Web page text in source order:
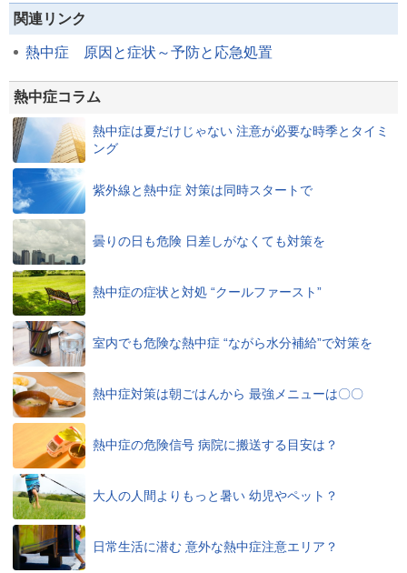
関連リンク
熱中症 原因と症状～予防と応急処置
熱中症コラム
熱中症は夏だけじゃない 注意が必要な時季とタイミ
ング
紫外線と熱中症 対策は同時スタートで
曇りの日も危険 日差しがなくても対策を
熱中症の症状と対処 “クールファースト”
室内でも危険な熱中症 “ながら水分補給”で対策を
熱中症対策は朝ごはんから 最強メニューは〇〇
熱中症の危険信号 病院に搬送する目安は？
大人の人間よりもっと暑い 幼児やペット？
日常生活に潜む 意外な熱中症注意エリア？